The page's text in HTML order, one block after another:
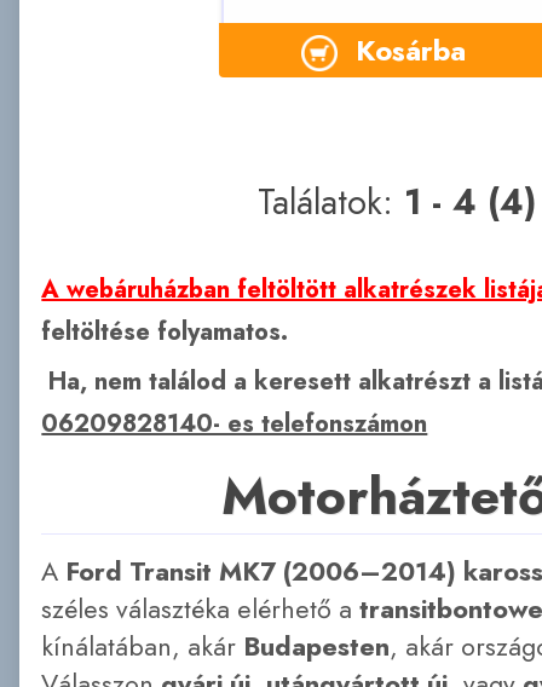
Kosárba
Találatok: 1 - 4 (4)
A webáruházban feltöltött alkatrészek
feltöltése folyamatos.
Ha, nem találod a keresett alkatrészt a
06209828140- es telefonszámon
A Ford Transit MK7 (2006–2014)
széles választéka elérhető a
kínálatában, akár Budapesten, akár